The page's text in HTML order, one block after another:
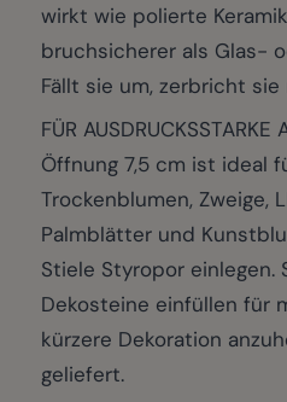
wirkt wie polierte
bruchsicherer als Glas-
Fällt sie um, zerbricht sie
FÜR
Öffnung 7,5 cm ist ideal
Trockenblumen, Zweige,
Palmblätter und
Stiele Styropor einlegen.
Dekosteine einfüllen für
kürzere Dekoration
geliefert.